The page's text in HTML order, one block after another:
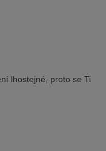
lhostejné, proto se Ti